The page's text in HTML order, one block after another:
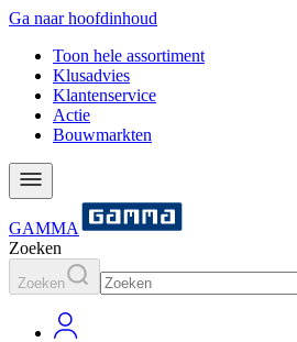
Ga naar hoofdinhoud
Toon hele assortiment
Klusadvies
Klantenservice
Actie
Bouwmarkten
GAMMA
Zoeken
Zoeken